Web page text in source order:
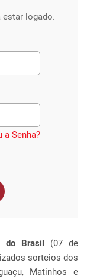
estar logado.
a Senha?
do Brasil (07 de
sorteios dos
Matinhos e